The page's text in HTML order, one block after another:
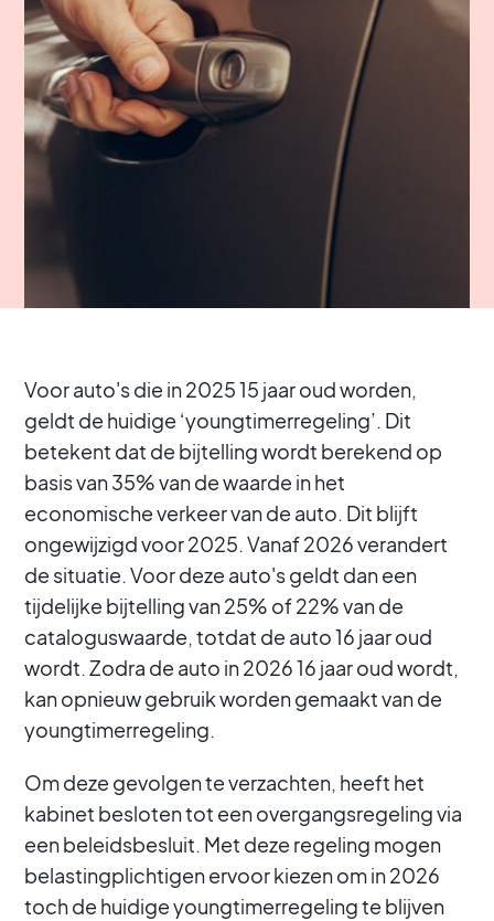
Voor auto's die in 2025 15 jaar oud worden,
geldt de huidige ‘youngtimerregeling’. Dit
betekent dat de bijtelling wordt berekend op
basis van 35% van de waarde in het
economische verkeer van de auto. Dit blijft
ongewijzigd voor 2025. Vanaf 2026 verandert
de situatie. Voor deze auto's geldt dan een
tijdelijke bijtelling van 25% of 22% van de
cataloguswaarde, totdat de auto 16 jaar oud
wordt. Zodra de auto in 2026 16 jaar oud wordt,
kan opnieuw gebruik worden gemaakt van de
youngtimerregeling.
Om deze gevolgen te verzachten, heeft het
kabinet besloten tot een overgangsregeling via
een beleidsbesluit. Met deze regeling mogen
belastingplichtigen ervoor kiezen om in 2026
toch de huidige youngtimerregeling te blijven